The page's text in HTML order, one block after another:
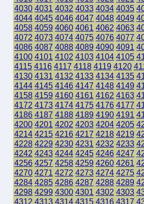
4030 4031 4032 4033 4034 4035
4044 4045 4046 4047 4048 4049
4058 4059 4060 4061 4062 4063
4072 4073 4074 4075 4076 4077
4086 4087 4088 4089 4090 4091
4100 4101 4102 4103 4104 4105
4115 4116 4117 4118 4119 4120
4130 4131 4132 4133 4134 4135
4144 4145 4146 4147 4148 4149
4158 4159 4160 4161 4162 4163
4172 4173 4174 4175 4176 4177
4186 4187 4188 4189 4190 4191
4200 4201 4202 4203 4204 4205
4214 4215 4216 4217 4218 4219
4228 4229 4230 4231 4232 4233
4242 4243 4244 4245 4246 4247
4256 4257 4258 4259 4260 4261
4270 4271 4272 4273 4274 4275
4284 4285 4286 4287 4288 4289
4298 4299 4300 4301 4302 4303
4312 4313 4314 4315 4316 4317